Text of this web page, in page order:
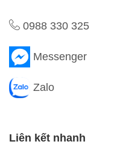
0988 330 325
Messenger
Zalo
Liên kết nhanh